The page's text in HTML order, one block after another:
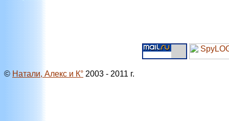
© Натали, Алекс и К° 2003 - 2011 г.